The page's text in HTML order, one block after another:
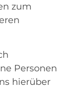
zum
Personen
hierüber